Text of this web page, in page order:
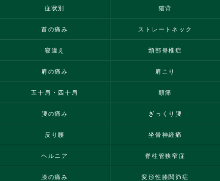
症状別 猫背
首の痛み ストレートネック
寝違え 頸部脊椎症
肩の痛み 肩こり
五十肩・四十肩 頭痛
腰の痛み ぎっくり腰
反り腰 坐骨神経痛
ヘルニア 脊柱管狭窄症
膝の痛み 変形性膝関節症